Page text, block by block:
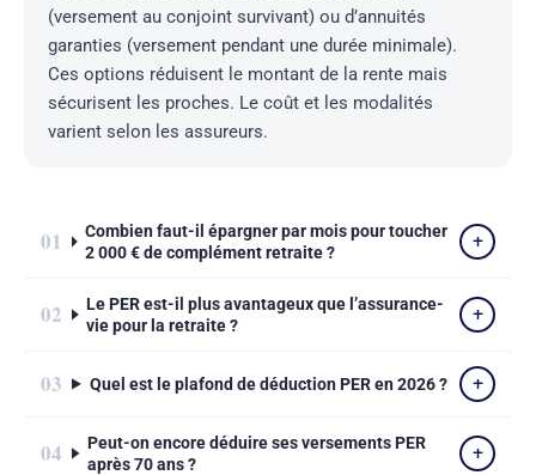
(versement au conjoint survivant) ou d’annuités
garanties (versement pendant une durée minimale).
Ces options réduisent le montant de la rente mais
sécurisent les proches. Le coût et les modalités
varient selon les assureurs.
Combien faut-il épargner par mois pour toucher
2 000 € de complément retraite ?
Le PER est-il plus avantageux que l’assurance-
vie pour la retraite ?
Quel est le plafond de déduction PER en 2026 ?
Peut-on encore déduire ses versements PER
après 70 ans ?